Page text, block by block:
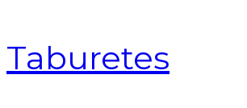
Taburetes